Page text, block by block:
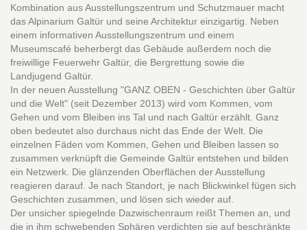
Kombination aus Ausstellungszentrum und Schutzmauer macht
das Alpinarium Galtür und seine Architektur einzigartig. Neben
einem informativen Ausstellungszentrum und einem
Museumscafé beherbergt das Gebäude außerdem noch die
freiwillige Feuerwehr Galtür, die Bergrettung sowie die
Landjugend Galtür.
In der neuen Ausstellung "GANZ OBEN - Geschichten über Galtür
und die Welt" (seit Dezember 2013) wird vom Kommen, vom
Gehen und vom Bleiben ins Tal und nach Galtür erzählt. Ganz
oben bedeutet also durchaus nicht das Ende der Welt. Die
einzelnen Fäden vom Kommen, Gehen und Bleiben lassen so
zusammen verknüpft die Gemeinde Galtür entstehen und bilden
ein Netzwerk. Die glänzenden Oberflächen der Ausstellung
reagieren darauf. Je nach Standort, je nach Blickwinkel fügen sich
Geschichten zusammen, und lösen sich wieder auf.
Der unsicher spiegelnde Dazwischenraum reißt Themen an, und
die in ihm schwebenden Sphären verdichten sie auf beschränkte